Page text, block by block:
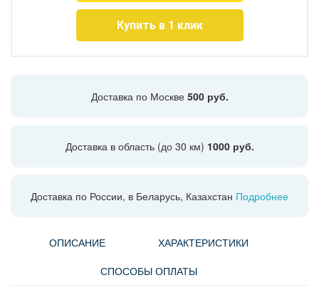
Купить в 1 клик
Доставка по Москве 500 руб.
Доставка в область (до 30 км) 1000 руб.
Доставка по России, в Беларусь, Казахстан Подробнее
ОПИСАНИЕ
ХАРАКТЕРИСТИКИ
СПОСОБЫ ОПЛАТЫ